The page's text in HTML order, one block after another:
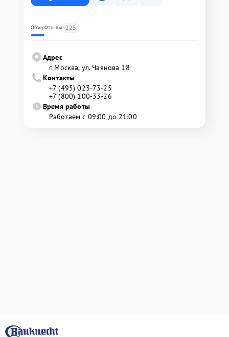
ОбзорОтзывы 225
Адрес
г. Москва, ул. Чаянова 18
Контакты
+7 (495) 023-73-25
+7 (800) 100-33-26
Время работы
Работаем с 09:00 до 21:00